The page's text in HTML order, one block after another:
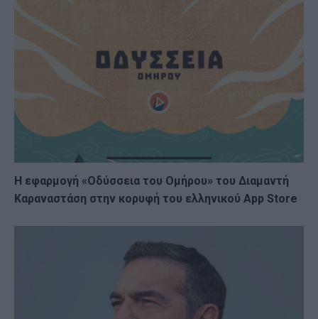
Η εφαρμογή «Οδύσσεια του Ομήρου» του Διαμαντή
Καραναστάση στην κορυφή του ελληνικού App Store